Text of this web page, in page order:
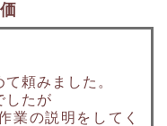
頼みました。
したが
業の説明をしてく